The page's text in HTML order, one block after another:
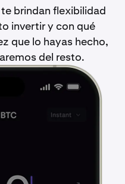
brindan flexibilidad
invertir y con qué
que lo hayas hecho,
del resto.